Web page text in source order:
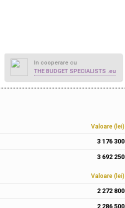
In cooperare cu
THE BUDGET SPECIALISTS .eu
Valoare (lei)
3 176 300
3 692 250
Valoare (lei)
2 272 800
2 286 500